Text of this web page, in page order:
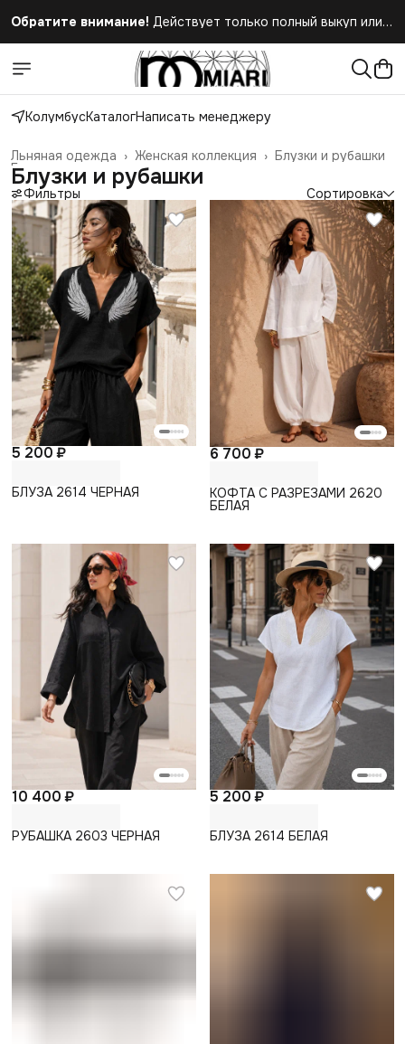
Обратите внимание! Действует только полный выкуп или
КолумбусКаталогНаписать менеджеру
Блузки и рубашки
Женская коллекция ›
Льняная одежда ›
Главная ›
Блузки и рубашки
Фильтры Сортировка
5 200 ₽
БЛУЗА 2614 ЧЕРНАЯ
6 700 ₽
КОФТА С РАЗРЕЗАМИ 2620
БЕЛАЯ
10 400 ₽
РУБАШКА 2603 ЧЕРНАЯ
5 200 ₽
БЛУЗА 2614 БЕЛАЯ